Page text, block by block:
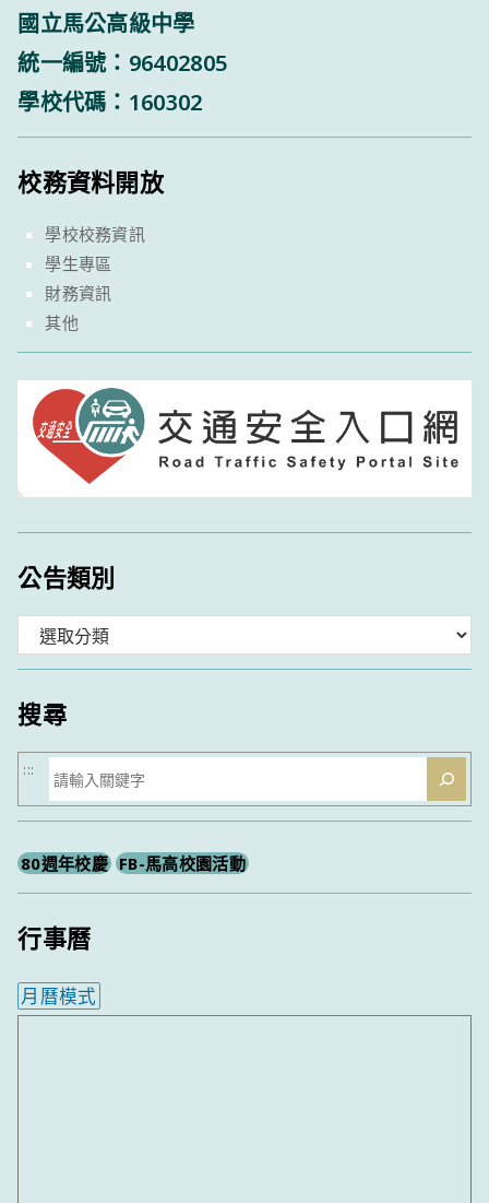
國立馬公高級中學
統一編號：96402805
學校代碼：160302
校務資料開放
學校校務資訊
學生專區
財務資訊
其他
公告類別
類
搜尋
搜
尋
:::
80週年校慶 FB-馬高校園活動
行事曆
月曆模式